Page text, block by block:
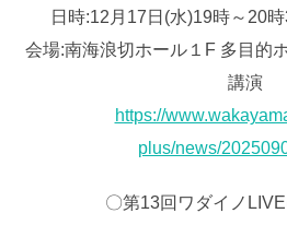
日時:12月17日(水)19時～20
会場:南海浪切ホール１F 多目的
講演
https://
plus/news/
〇第13回ワダイノ